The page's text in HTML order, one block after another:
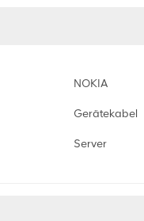
NOKIA
Gerätekabel
Server